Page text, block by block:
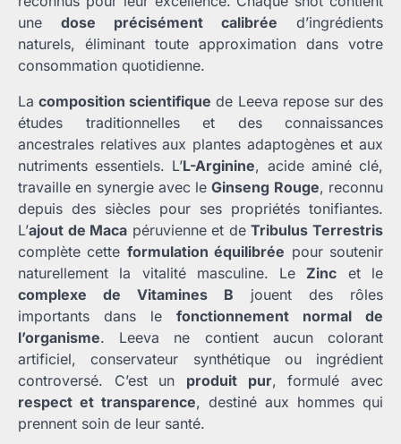
une dose précisément calibrée d’ingrédients
naturels, éliminant toute approximation dans votre
consommation quotidienne.
Lacomposition scientifique de Leeva repose sur des
études traditionnelles et des connaissances
ancestrales relatives aux plantes adaptogènes et aux
nutriments essentiels. L’L-Arginine, acide aminé clé,
travaille en synergie avec leGinseng Rouge, reconnu
depuis des siècles pour ses propriétés tonifiantes.
L’ajout de Maca péruvienne et deTribulus Terrestris
complète cette formulation équilibrée pour soutenir
naturellement la vitalité masculine. Le Zinc et le
complexe de Vitamines B jouent des rôles
importants dans le fonctionnement normal de
l’organisme. Leeva ne contient aucun colorant
artificiel, conservateur synthétique ou ingrédient
controversé. C’est un produit pur, formulé avec
respect et transparence, destiné aux hommes qui
prennent soin de leur santé.